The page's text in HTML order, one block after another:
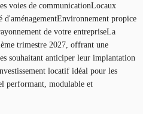
voies de communicationLocaux
propice
de votre entrepriseLa
trimestre 2027, offrant une
souhaitant anticiper leur implantation
locatif idéal pour les
performant, modulable et